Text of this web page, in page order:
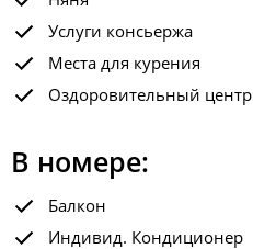
Услуги консьержа
Места для курения
Оздоровительный центр
В номере:
Балкон
Индивид. Кондиционер